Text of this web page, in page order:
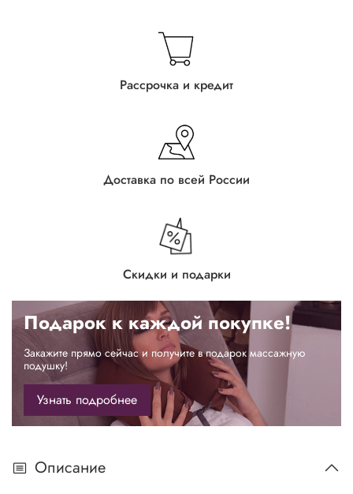
Рассрочка и кредит
Доставка по всей России
Скидки и подарки
Подарок к каждой покупке!
Закажите прямо сейчас и получите в подарок массажную
подушку!
Узнать подробнее
Описание